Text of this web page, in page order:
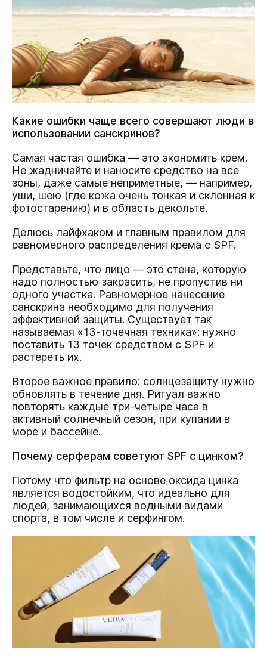
Какие ошибки чаще всего совершают люди в
использовании санскринов?
Самая частая ошибка — это экономить крем.
Не жадничайте и наносите средство на все
зоны, даже самые неприметные, — например,
уши, шею (где кожа очень тонкая и склонная к
фотостарению) и в область декольте.
Делюсь лайфхаком и главным правилом для
равномерного распределения крема с SPF.
Представьте, что лицо — это стена, которую
надо полностью закрасить, не пропустив ни
одного участка. Равномерное нанесение
санскрина необходимо для получения
эффективной защиты. Существует так
называемая «13-точечная техника»: нужно
поставить 13 точек средством с SPF и
растереть их.
Второе важное правило: солнцезащиту нужно
обновлять в течение дня. Ритуал важно
повторять каждые три-четыре часа в
активный солнечный сезон, при купании в
море и бассейне.
Почему серферам советуют SPF с цинком?
Потому что фильтр на основе оксида цинка
является водостойким, что идеально для
людей, занимающихся водными видами
спорта, в том числе и серфингом.